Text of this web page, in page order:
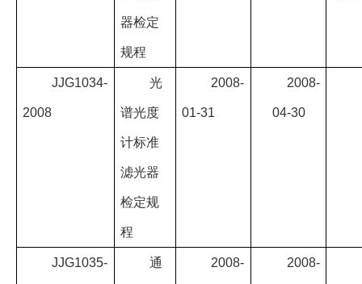
器检定
规程
JJG1034-
2008
光
谱光度
计标准
滤光器
检定规
程
2008-
01-31
2008-
04-30
JJG1035- 通 2008- 2008-